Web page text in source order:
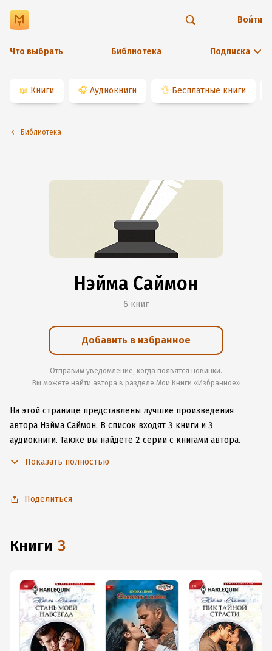
Что выбрать Библиотека Подписка
Войти
📖 Книги 🎧 Аудиокниги 👌 Бесплатные книги
Библиотека
Нэйма Саймон
6 книг
Добавить в избранное
Отправим уведомление, когда появятся новинки.
Вы можете найти автора в разделе Мои Книги «Избранное»
На этой странице представлены лучшие произведения
автора Нэйма Саймон. В список входят 3 книги и 3
аудиокниги. Также вы найдете 2 серии с книгами автора.
Android, чтобы не расставаться с любимыми произведениями
Показать полностью
Поделиться
книги 3